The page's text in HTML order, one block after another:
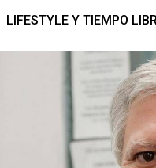
LIFESTYLE Y TIEMPO